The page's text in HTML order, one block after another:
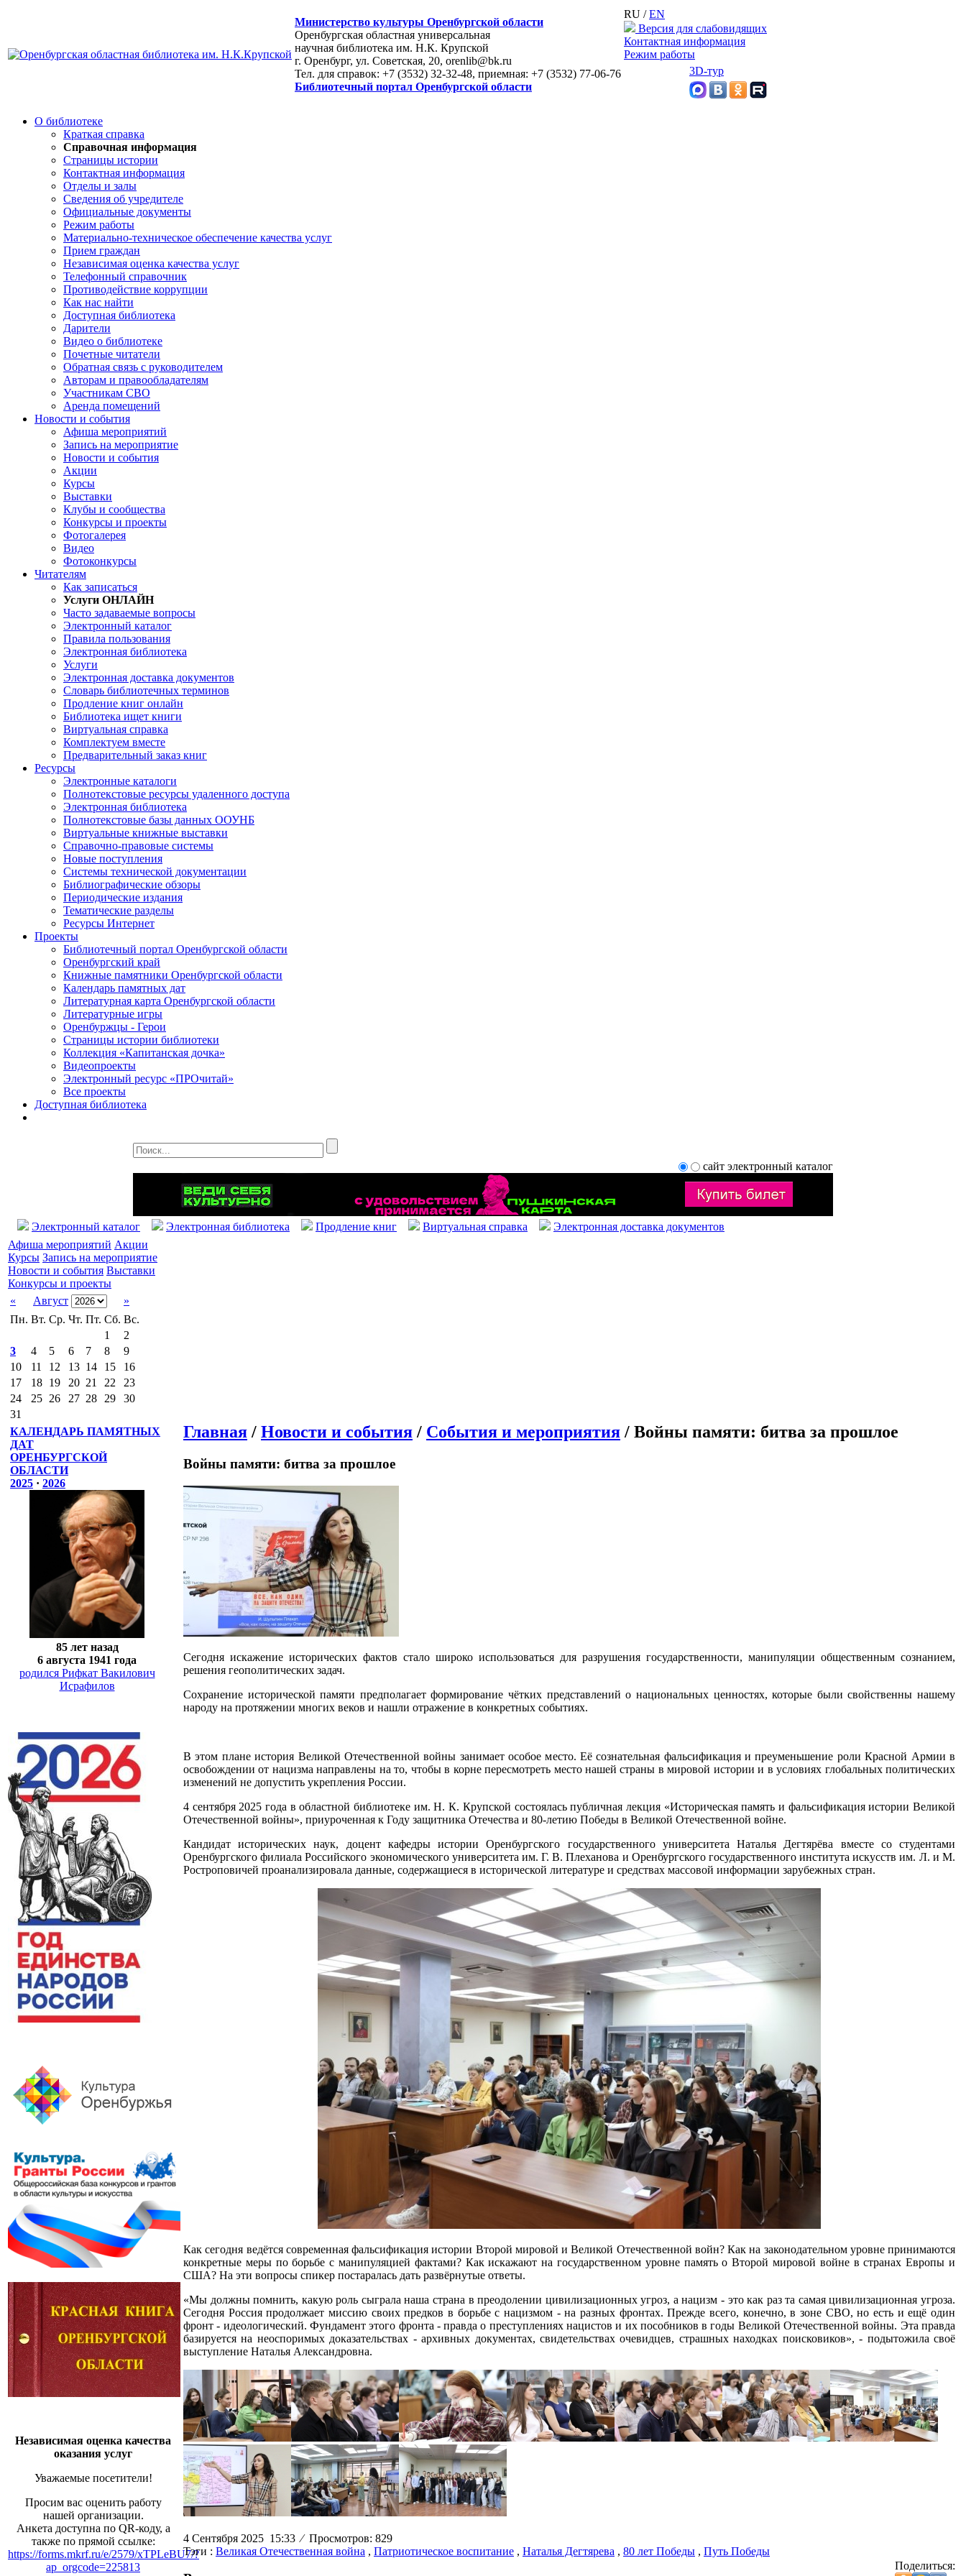
Министерство культуры Оренбургской области
Оренбургская областная универсальная
научная библиотека им. Н.К. Крупской
г. Оренбург, ул. Советская, 20, orenlib@bk.ru
Тел. для справок: +7 (3532) 32-32-48, приемная: +7 (3532) 77-06-76
Библиотечный портал Оренбургской области
RU /EN
Версия для слабовидящих
Контактная информация
Режим работы
3D-тур
О библиотеке
Краткая справка
Справочная информация
Страницы истории
Контактная информация
Отделы и залы
Сведения об учредителе
Официальные документы
Режим работы
Материально-техническое обеспечение качества услуг
Прием граждан
Независимая оценка качества услуг
Телефонный справочник
Противодействие коррупции
Как нас найти
Доступная библиотека
Дарители
Видео о библиотеке
Почетные читатели
Обратная связь с руководителем
Авторам и правообладателям
Участникам СВО
Аренда помещений
Новости и события
Афиша мероприятий
Запись на мероприятие
Новости и события
Акции
Курсы
Выставки
Клубы и сообщества
Конкурсы и проекты
Фотогалерея
Видео
Фотоконкурсы
Читателям
Как записаться
Услуги ОНЛАЙН
Часто задаваемые вопросы
Электронный каталог
Правила пользования
Электронная библиотека
Услуги
Электронная доставка документов
Словарь библиотечных терминов
Продление книг онлайн
Библиотека ищет книги
Виртуальная справка
Комплектуем вместе
Предварительный заказ книг
Ресурсы
Электронные каталоги
Полнотекстовые ресурсы удаленного доступа
Электронная библиотека
Полнотекстовые базы данных ООУНБ
Виртуальные книжные выставки
Справочно-правовые системы
Новые поступления
Cистемы технической документации
Библиографические обзоры
Периодические издания
Тематические разделы
Ресурсы Интернет
Проекты
Библиотечный портал Оренбургской области
Оренбургский край
Книжные памятники Оренбургской области
Календарь памятных дат
Литературная карта Оренбургской области
Литературные игры
Оренбуржцы - Герои
Страницы истории библиотеки
Коллекция «Капитанская дочка»
Видеопроекты
Электронный ресурс «ПРОчитай»
Все проекты
Доступная библиотека
сайт электронный каталог
Электронный каталог Электронная библиотека Продление книг Виртуальная справка
Электронная доставка документов
Афиша мероприятий Акции
Курсы Запись на мероприятие
Новости и события Выставки
Конкурсы и проекты
«
Август
»
Пн. Вт. Ср. Чт. Пт. Сб. Вс.
1
2
3
4 5 6 7 8
9
10
11 12 13 14 15
16
17
18 19 20 21 22
23
24
25 26 27 28 29
30
31
КАЛЕНДАРЬ ПАМЯТНЫХ
ДАТ
ОРЕНБУРГСКОЙ
ОБЛАСТИ
2025 · 2026
85 лет назад
6 августа 1941 года
родился Рифкат Вакилович
Исрафилов
Независимая оценка качества
оказания услуг
Уважаемые посетители!
Просим вас оценить работу
нашей организации.
Анкета доступна по QR-коду, а
также по прямой ссылке:
https://forms.mkrf.ru/e/2579/xTPLeBU7/?
ap_orgcode=225813
Главная / Новости и события / События и мероприятия / Войны памяти: битва за прошлое
Войны памяти: битва за прошлое
Сегодня искажение исторических фактов стало широко использоваться для разрушения государственности, манипуляции общественным сознанием,
решения геополитических задач.
Сохранение исторической памяти предполагает формирование чётких представлений о национальных ценностях, которые были свойственны нашему
народу на протяжении многих веков и нашли отражение в конкретных событиях.
В этом плане история Великой Отечественной войны занимает особое место. Её сознательная фальсификация и преуменьшение роли Красной Армии в
освобождении от нацизма направлены на то, чтобы в корне пересмотреть место нашей страны в мировой истории и в условиях глобальных политических
изменений не допустить укрепления России.
4 сентября 2025 года в областной библиотеке им. Н. К. Крупской состоялась публичная лекция «Историческая память и фальсификация истории Великой
Отечественной войны», приуроченная к Году защитника Отечества и 80-летию Победы в Великой Отечественной войне.
Кандидат исторических наук, доцент кафедры истории Оренбургского государственного университета Наталья Дегтярёва вместе со студентами
Оренбургского филиала Российского экономического университета им. Г. В. Плеханова и Оренбургского государственного института искусств им. Л. и М.
Ростроповичей проанализировала данные, содержащиеся в исторической литературе и средствах массовой информации зарубежных стран.
Как сегодня ведётся современная фальсификация истории Второй мировой и Великой Отечественной войн? Как на законодательном уровне принимаются
конкретные меры по борьбе с манипуляцией фактами? Как искажают на государственном уровне память о Второй мировой войне в странах Европы и
США? На эти вопросы спикер постаралась дать развёрнутые ответы.
«Мы должны помнить, какую роль сыграла наша страна в преодолении цивилизационных угроз, а нацизм - это как раз та самая цивилизационная угроза.
Сегодня Россия продолжает миссию своих предков в борьбе с нацизмом - на разных фронтах. Прежде всего, конечно, в зоне СВО, но есть и ещё один
фронт - идеологический. Фундамент этого фронта - правда о преступлениях нацистов и их пособников в годы Великой Отечественной войны. Эта правда
базируется на неоспоримых доказательствах - архивных документах, свидетельствах очевидцев, страшных находках поисковиков», - подытожила своё
выступление Наталья Александровна.
4 Сентября 2025 15:33⁄Просмотров: 829
Тэги : Великая Отечественная война , Патриотическое воспитание , Наталья Дегтярева , 80 лет Победы , Путь Победы
Поделиться: